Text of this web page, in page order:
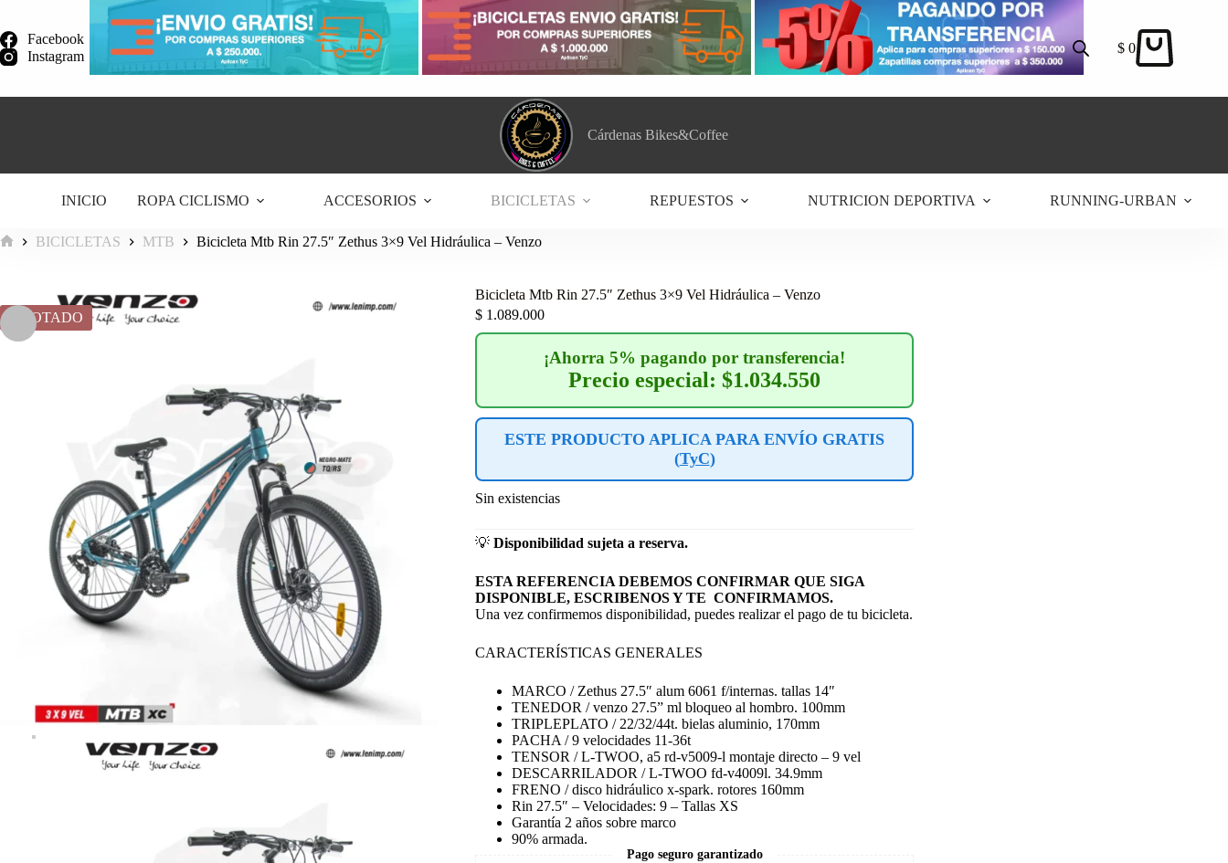
contenidoFacebook
Instagram
Carro
$ 0
Cárdenas Bikes&Coffee
INICIO ROPA CICLISMO ACCESORIOS BICICLETAS REPUESTOS NUTRICION DEPORTIVA RUNNING-URBAN
BICICLETAS MTB Bicicleta Mtb Rin 27.5″ Zethus 3×9 Vel Hidráulica – Venzo
AGOTADO
Bicicleta Mtb Rin 27.5″ Zethus 3×9 Vel Hidráulica – Venzo
$ 1.089.000
¡Ahorra 5% pagando por transferencia!
Precio especial: $1.034.550
ESTE PRODUCTO APLICA PARA ENVÍO GRATIS
(TyC)
Sin existencias
💡 Disponibilidad sujeta a reserva.
ESTA REFERENCIA DEBEMOS CONFIRMAR QUE SIGA
DISPONIBLE, ESCRIBENOS Y TE CONFIRMAMOS.
Una vez confirmemos disponibilidad, puedes realizar el pago de tu bicicleta.
CARACTERÍSTICAS GENERALES
MARCO / Zethus 27.5″ alum 6061 f/internas. tallas 14″
TENEDOR / venzo 27.5” ml bloqueo al hombro. 100mm
TRIPLEPLATO / 22/32/44t. bielas aluminio, 170mm
PACHA / 9 velocidades 11-36t
TENSOR / L-TWOO, a5 rd-v5009-l montaje directo – 9 vel
DESCARRILADOR / L-TWOO fd-v4009l. 34.9mm
FRENO / disco hidráulico x-spark. rotores 160mm
Rin 27.5″ – Velocidades: 9 – Tallas XS
Garantía 2 años sobre marco
90% armada.
Pago seguro garantizado